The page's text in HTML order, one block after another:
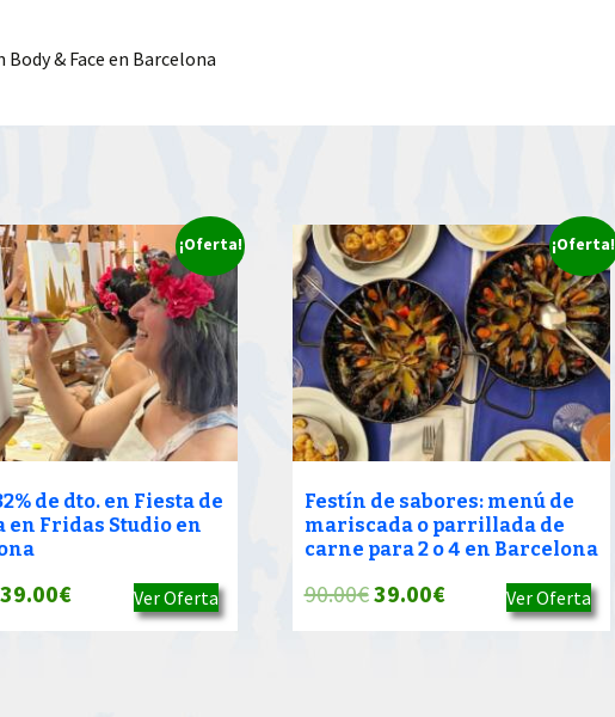
& Face en Barcelona
¡Oferta!
de dto. en Fiesta de
en Fridas Studio en
El
precio
39.00€El
Ver Oferta
¡Oferta!
Festín de sabores: menú de
mariscada o parrillada de
carne para 2 o 4 en Barcelona
90.00€El
39.00€El
Ver Oferta